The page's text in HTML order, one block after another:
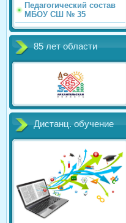
Педагогический состав
МБОУ СШ № 35
85 лет области
Дистанц. обучение